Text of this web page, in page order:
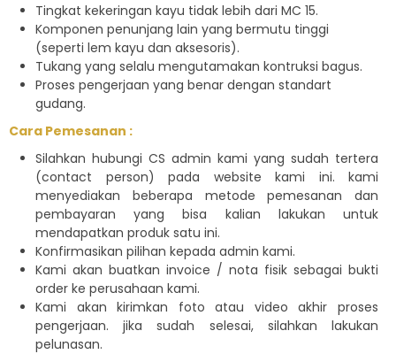
Tingkat kekeringan kayu tidak lebih dari MC 15.
Komponen penunjang lain yang bermutu tinggi
(seperti lem kayu dan aksesoris).
Tukang yang selalu mengutamakan kontruksi bagus.
Proses pengerjaan yang benar dengan standart
gudang.
Cara Pemesanan :
Silahkan hubungi CS admin kami yang sudah tertera
(contact person) pada website kami ini. kami
menyediakan beberapa metode pemesanan dan
pembayaran yang bisa kalian lakukan untuk
mendapatkan produk satu ini.
Konfirmasikan pilihan kepada admin kami.
Kami akan buatkan invoice / nota fisik sebagai bukti
order ke perusahaan kami.
Kami akan kirimkan foto atau video akhir proses
pengerjaan. jika sudah selesai, silahkan lakukan
pelunasan.